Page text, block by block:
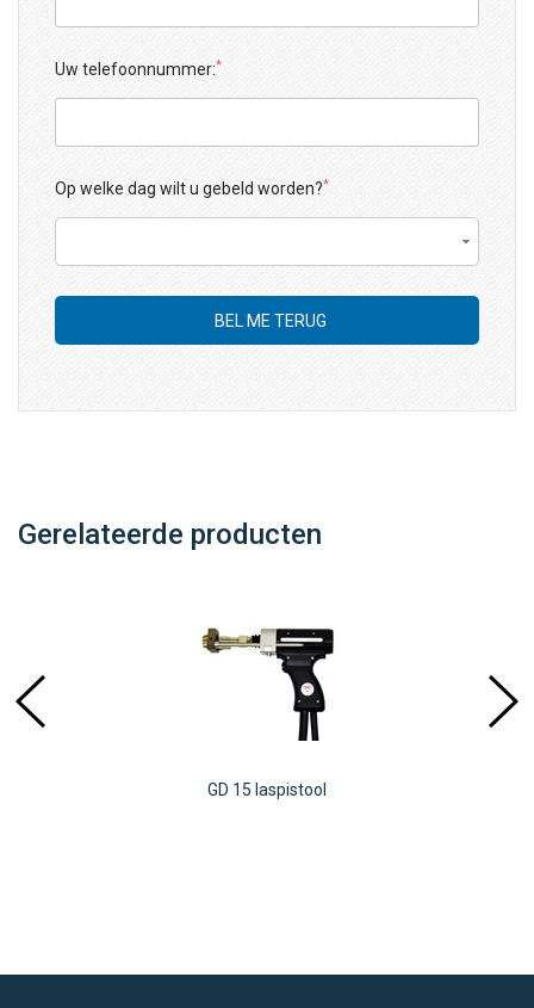
Uw telefoonnummer:*
Op welke dag wilt u gebeld worden?*
Gerelateerde producten
GD 15 laspistool